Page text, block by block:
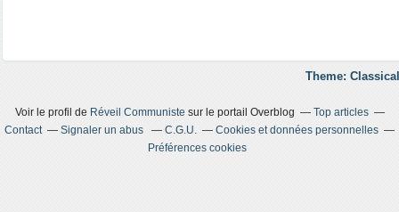
Theme:
Voir le profil de Réveil Communiste sur le portail Overblog
Top articles
Contact
Signaler un abus C.G.U.
Cookies et données personnelles
Préférences cookies